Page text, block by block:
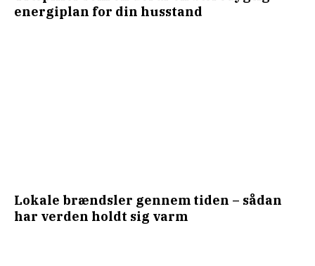
energiplan for din husstand
Lokale brændsler gennem tiden – sådan
har verden holdt sig varm